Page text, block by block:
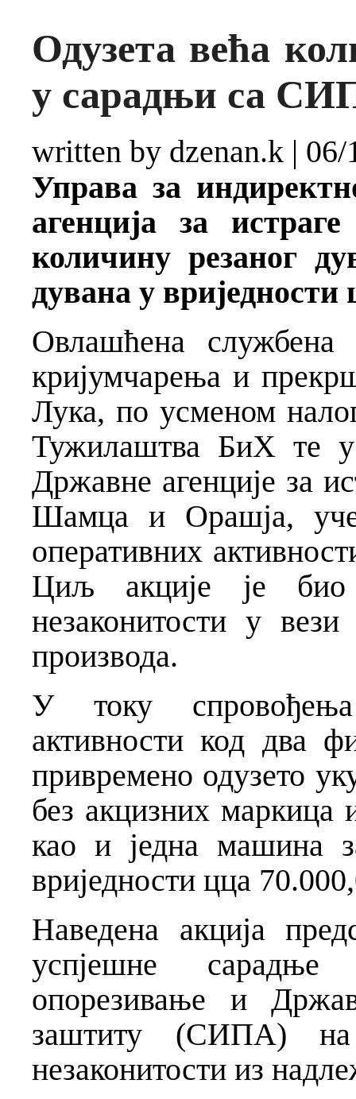
Одузета већа
у сарадњи са
written by dzenan.k | 06/
Управа за
агенција за
количину резаног ду
дувана у
Овлашћена службена
кријумчарења и
Лука, по усменом
Тужилаштва БиХ те
Државне агенције за
Шамца и Орашја,
оперативних
Циљ акције је био
незаконитости у
производа.
У току спровођења
активности код два
привремено одузето
без акцизних маркица
као и једна машина
вриједности цца
Наведена акција
успјешне
опорезивање и
заштиту (СИПА) на
незаконитости из